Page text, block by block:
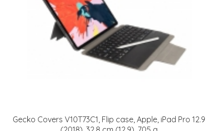
Gecko Covers V10T73C1, Flip case, Apple, iPad Pro 12.9